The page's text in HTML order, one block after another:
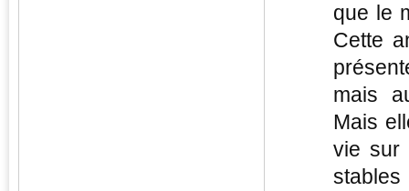
que le
Cette
mais
Mais
vie sur